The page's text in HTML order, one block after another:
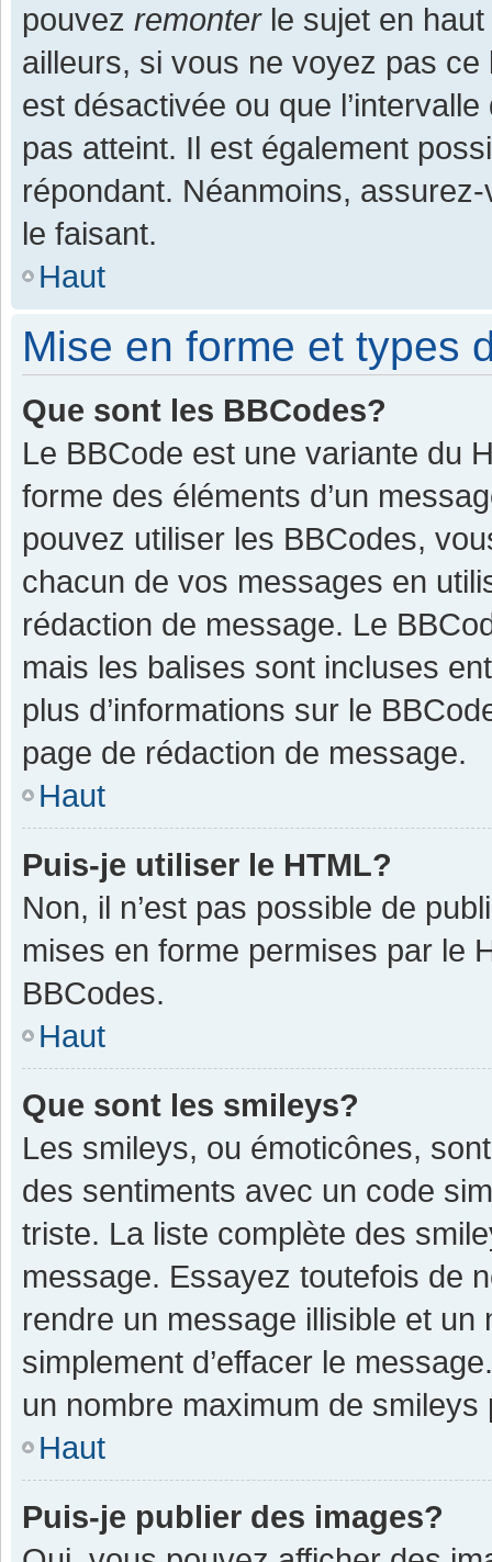
pouvez remonterle sujet en haut
ailleurs, si vous ne voyez pas
est désactivée ou que
pas atteint. Il est également
répondant. Néanmoins,
le faisant.
Haut
Mise en forme et types
Que sont les BBCodes?
Le BBCode est une variante du
forme des éléments d’un
pouvez utiliser les BBCodes,
chacun de vos messages en
rédaction de message. Le
mais les balises sont incluses
plus d’informations sur le
page de rédaction de message.
Haut
Puis-je utiliser le HTML?
Non, il n’est pas possible de
mises en forme permises par le
BBCodes.
Haut
Que sont les smileys?
Les smileys, ou émoticônes,
des sentiments avec un code
triste. La liste complète des
message. Essayez toutefois de
rendre un message illisible et
simplement d’effacer le
un nombre maximum de smileys
Haut
Puis-je publier des images?